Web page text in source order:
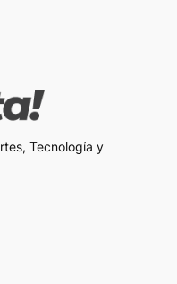
Tecnología y